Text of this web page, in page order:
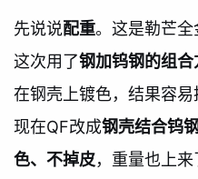
先说说配重。这是勒芒
这次用了钢加钨钢的组合
在钢壳上镀色，结果容易
现在QF改成钢壳结合钨钢
色、不掉皮，重量也上